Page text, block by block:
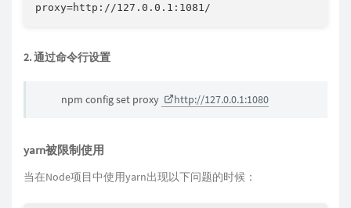
proxy=http://127.0.0.1:1081/
2. 通过命令行设置
npm config set proxy http://127.0.0.1:1080
yarn被限制使用
当在Node项目中使用yarn出现以下问题的时候：